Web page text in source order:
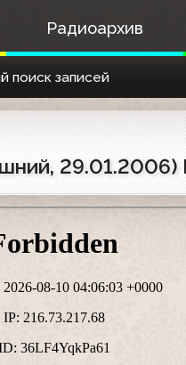
Радиоархив
поиск записей
29.01.2006)